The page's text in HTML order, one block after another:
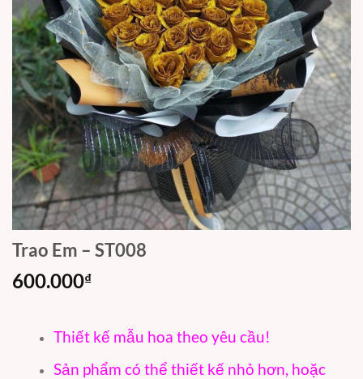
Trao Em – ST008
600.000₫
Thiết kế mẫu hoa theo yêu cầu!
Sản phẩm có thể thiết kế nhỏ hơn, hoặc